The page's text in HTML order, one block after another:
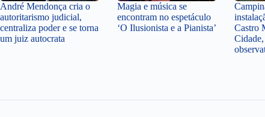
André Mendonça cria o
autoritarismo judicial,
centraliza poder e se torna
um juiz autocrata
Magia e música se
encontram no espetáculo
‘O Ilusionista e a Pianista’
Castro